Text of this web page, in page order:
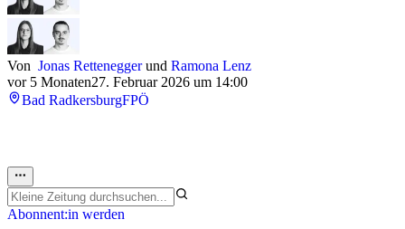
Von Jonas Retteneggerund Ramona Lenz
vor 5 Monaten27. Februar 2026 um 14:00
Bad RadkersburgFPÖ
Abonnent:in werden